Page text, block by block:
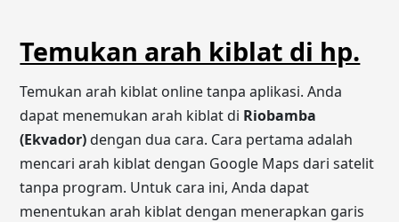
Temukan arah kiblat di hp.
Temukan arah kiblat online tanpa aplikasi. Anda
dapat menemukan arah kiblat di Riobamba
(Ekvador)dengan dua cara. Cara pertama adalah
mencari arah kiblat dengan Google Maps dari satelit
tanpa program. Untuk cara ini, Anda dapat
menentukan arah kiblat dengan menerapkan garis